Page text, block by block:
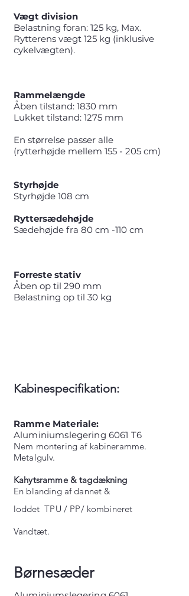
Vægt division
Belastning foran: 125 kg, Max.
Rytterens vægt 125 kg (inklusive
cykelvægten).
Rammelængde
Åben tilstand: 1830 mm
Lukket tilstand: 1275 mm
En størrelse passer alle
(rytterhøjde mellem 155 - 205 cm)
Styrhøjde
Styrhøjde 108 cm
Ryttersædehøjde
Sædehøjde fra 80 cm -110 cm
Forreste stativ
Åben op til 290 mm
Belastning op til 30 kg
Kabinespecifikation:
RammeMateriale:
Aluminiumslegering 6061 T6
Nem montering af kabineramme.
Metalgulv.
Kahytsramme & tagdækning
En blanding af dannet &
loddet TPU / PP/ kombineret
Vandtæt.
Børnesæder